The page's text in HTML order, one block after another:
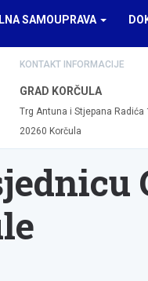
SAMOUPRAVA
KONTAKT INFORMACIJE
GRAD KORČULA
Trg Antuna i Stjepana Radića
20260 Korčula